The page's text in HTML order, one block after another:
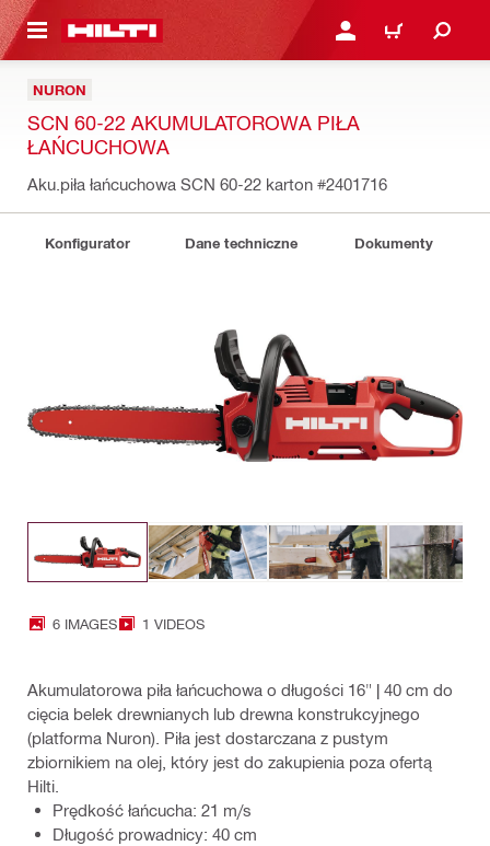
GŁÓWNEJ ZALOGUJ SIĘ LUB
KOSZYK
NURON
SCN 60-22 AKUMULATOROWA PIŁA
ŁAŃCUCHOWA
Aku.piła łańcuchowa SCN 60-22 karton #2401716
Konfigurator Dane techniczne Dokumenty
6 IMAGES 1 VIDEOS
Akumulatorowa piła łańcuchowa o długości 16" | 40 cm do
cięcia belek drewnianych lub drewna konstrukcyjnego
(platforma Nuron). Piła jest dostarczana z pustym
zbiornikiem na olej, który jest do zakupienia poza ofertą
Hilti.
Prędkość łańcucha: 21 m/s
Długość prowadnicy: 40 cm